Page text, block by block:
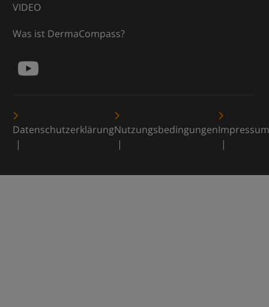
VIDEO
Was ist DermaCompass?
DatenschutzerklärungNutzungsbedingungenImpressum